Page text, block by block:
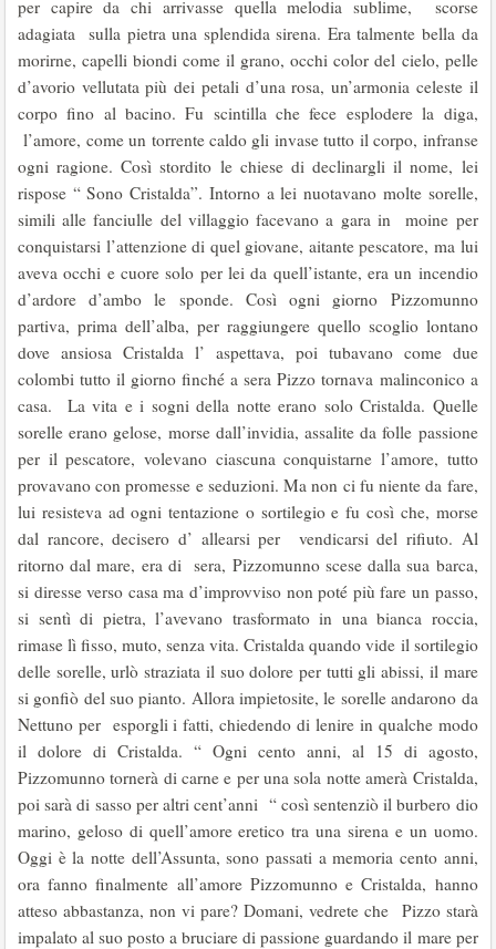
per capire da chi arrivasse quella melodia sublime, scorse
adagiata sulla pietra una splendida sirena. Era talmente bella da
morirne, capelli biondi come il grano, occhi color del cielo, pelle
d’avorio vellutata più dei petali d’una rosa, un’armonia celeste il
corpo fino al bacino. Fu scintilla che fece esplodere la diga,
l’amore, come un torrente caldo gli invase tutto il corpo, infranse
ogni ragione. Così stordito le chiese di declinargli il nome, lei
rispose “ Sono Cristalda”. Intorno a lei nuotavano molte sorelle,
simili alle fanciulle del villaggio facevano a gara in moine per
conquistarsi l’attenzione di quel giovane, aitante pescatore, ma lui
aveva occhi e cuore solo per lei da quell’istante, era un incendio
d’ardore d’ambo le sponde. Così ogni giorno Pizzomunno
partiva, prima dell’alba, per raggiungere quello scoglio lontano
dove ansiosa Cristalda l’ aspettava, poi tubavano come due
colombi tutto il giorno finché a sera Pizzo tornava malinconico a
casa. La vita e i sogni della notte erano solo Cristalda. Quelle
sorelle erano gelose, morse dall’invidia, assalite da folle passione
per il pescatore, volevano ciascuna conquistarne l’amore, tutto
provavano con promesse e seduzioni. Ma non ci fu niente da fare,
lui resisteva ad ogni tentazione o sortilegio e fu così che, morse
dal rancore, decisero d’ allearsi per vendicarsi del rifiuto. Al
ritorno dal mare, era di sera, Pizzomunno scese dalla sua barca,
si diresse verso casa ma d’improvviso non poté più fare un passo,
si sentì di pietra, l’avevano trasformato in una bianca roccia,
rimase lì fisso, muto, senza vita. Cristalda quando vide il sortilegio
delle sorelle, urlò straziata il suo dolore per tutti gli abissi, il mare
si gonfiò del suo pianto. Allora impietosite, le sorelle andarono da
Nettuno per esporgli i fatti, chiedendo di lenire in qualche modo
il dolore di Cristalda. “ Ogni cento anni, al 15 di agosto,
Pizzomunno tornerà di carne e per una sola notte amerà Cristalda,
poi sarà di sasso per altri cent’anni “ così sentenziò il burbero dio
marino, geloso di quell’amore eretico tra una sirena e un uomo.
Oggi è la notte dell’Assunta, sono passati a memoria cento anni,
ora fanno finalmente all’amore Pizzomunno e Cristalda, hanno
atteso abbastanza, non vi pare? Domani, vedrete che Pizzo starà
impalato al suo posto a bruciare di passione guardando il mare per